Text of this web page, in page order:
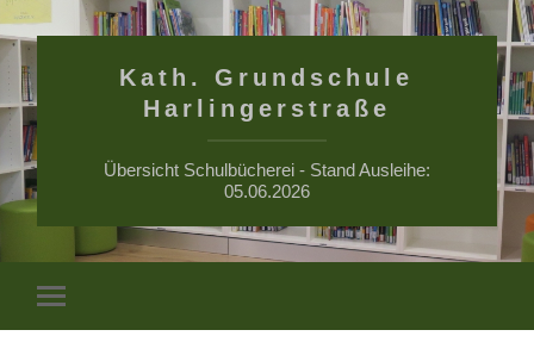
Kath. Grundschule
Harlingerstraße
Übersicht Schulbücherei - Stand Ausleihe:
05.06.2026
Mobile-
Menü